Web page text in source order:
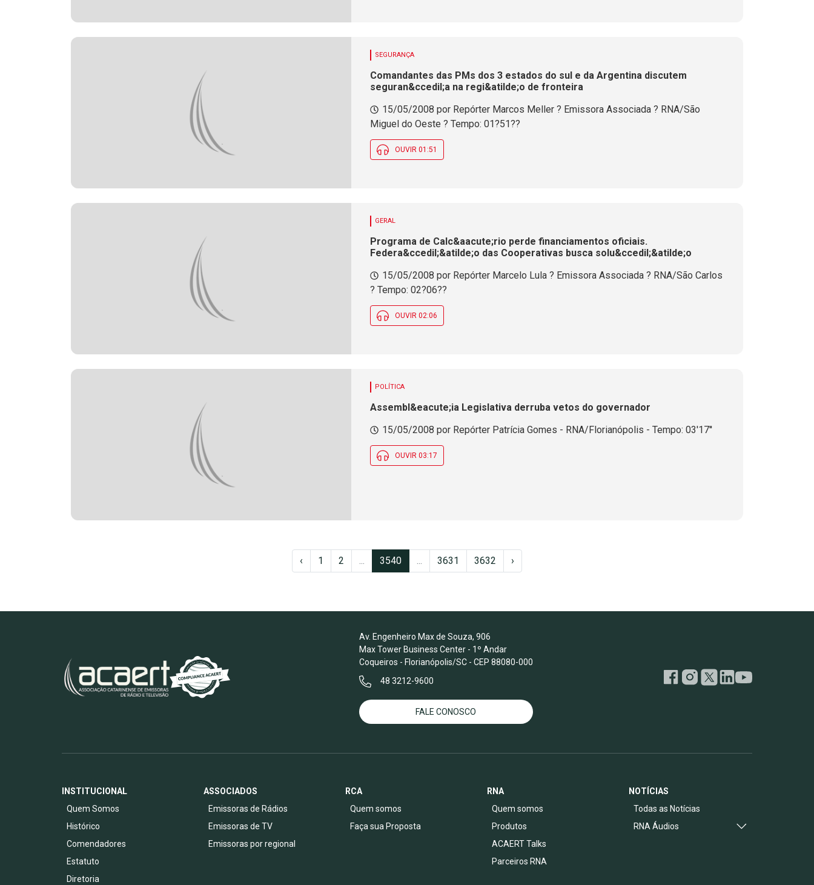
SEGURANÇA
Comandantes das PMs dos 3 estados do sul e da Argentina discutem
seguran&ccedil;a na regi&atilde;o de fronteira
15/05/2008 por Repórter Marcos Meller ? Emissora Associada ? RNA/São
Miguel do Oeste ? Tempo: 01?51??
OUVIR 01:51
GERAL
Programa de Calc&aacute;rio perde financiamentos oficiais.
Federa&ccedil;&atilde;o das Cooperativas busca solu&ccedil;&atilde;o
15/05/2008 por Repórter Marcelo Lula ? Emissora Associada ? RNA/São Carlos
? Tempo: 02?06??
OUVIR 02:06
POLÍTICA
Assembl&eacute;ia Legislativa derruba vetos do governador
15/05/2008 por Repórter Patrícia Gomes - RNA/Florianópolis - Tempo: 03'17''
OUVIR 03:17
‹ 1 2 ... 3540 ... 3631 3632 ›
Av. Engenheiro Max de Souza, 906
Max Tower Business Center - 1º Andar
Coqueiros - Florianópolis/SC - CEP 88080-000
48 3212-9600
FALE CONOSCO
INSTITUCIONAL
Quem Somos
Histórico
Comendadores
Estatuto
Diretoria
ASSOCIADOS
Emissoras de Rádios
Emissoras de TV
Emissoras por regional
RCA
Quem somos
Faça sua Proposta
RNA
Quem somos
Produtos
ACAERT Talks
Parceiros RNA
NOTÍCIAS
Todas as Notícias
RNA Áudios